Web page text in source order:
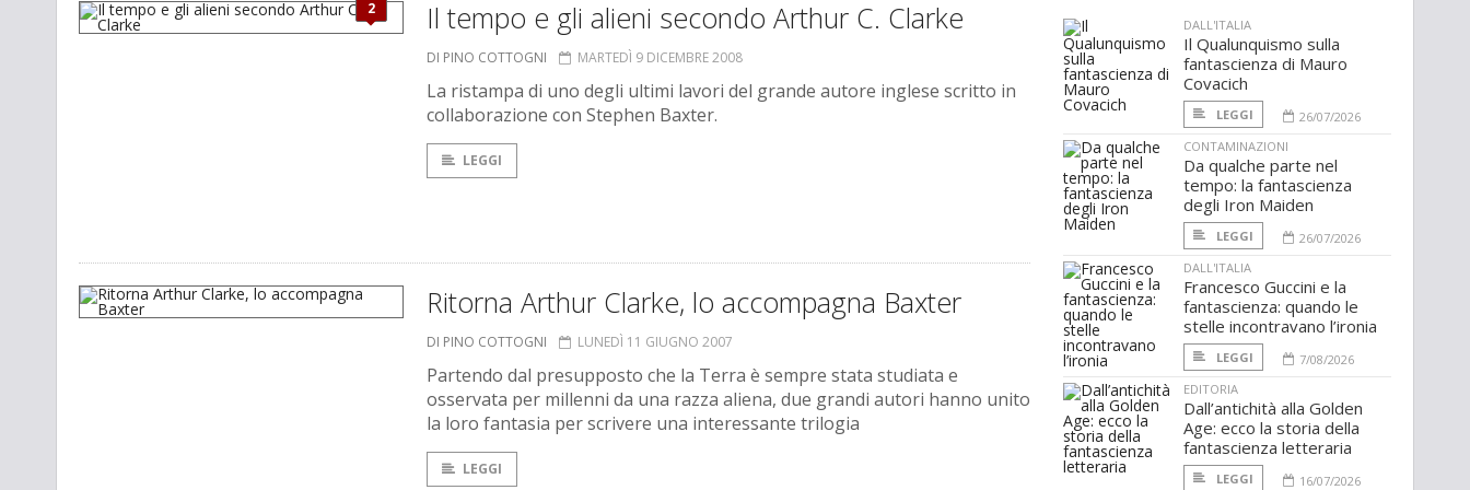
2 Il tempo e gli alieni secondo Arthur C. Clarke
DI PINO COTTOGNI MARTEDÌ 9 DICEMBRE 2008
La ristampa di uno degli ultimi lavori del grande autore inglese scritto in
collaborazione con Stephen Baxter.
LEGGI
Ritorna Arthur Clarke, lo accompagna Baxter
DI PINO COTTOGNI LUNEDÌ 11 GIUGNO 2007
Partendo dal presupposto che la Terra è sempre stata studiata e
osservata per millenni da una razza aliena, due grandi autori hanno unito
la loro fantasia per scrivere una interessante trilogia
LEGGI
DALL'ITALIA
Il Qualunquismo sulla
fantascienza di Mauro
Covacich
LEGGI
26/07/2026
CONTAMINAZIONI
Da qualche parte nel
tempo: la fantascienza
degli Iron Maiden
LEGGI
26/07/2026
DALL'ITALIA
Francesco Guccini e la
fantascienza: quando le
stelle incontravano l’ironia
LEGGI
7/08/2026
EDITORIA
Dall’antichità alla Golden
Age: ecco la storia della
fantascienza letteraria
LEGGI 16/07/2026